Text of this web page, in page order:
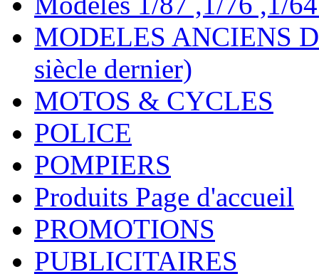
MODELES ANCIENS
siècle dernier)
MOTOS & CYCLES
POLICE
POMPIERS
Produits Page d'accueil
PROMOTIONS
PUBLICITAIRES